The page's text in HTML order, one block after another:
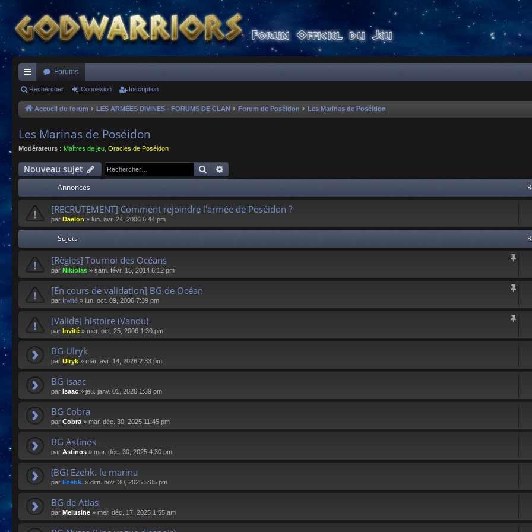
ac
co
s
Forums
Rechercher Connexion Inscription
Accueil du forum LES ARMÉES DIVINES - FORUMS DE CLAN Forum de Poséidon Les Marinas de Poséidon
Les Marinas de Poséidon
Modérateurs : Maîtres de jeu Oracles de Poséidon
Nouveau sujet Rechercher
Annonces
[RECRUTEMENT] Comment rejoindre l'armée de Poséidon ?
par Daelon » lun. avr. 24, 2006 6:44 pm
Sujets
[Règles] Tournoi des Océans
par Nikiolas » sam. févr. 15, 2014 6:12 pm
[En cours de validation] BG de Océan
par Invité » lun. oct. 09, 2006 7:39 pm
[Validé] histoire (Vanou)
par Invité » mer. oct. 25, 2006 1:30 pm
BG Ulryk
par Ulryk » mar. avr. 14, 2026 2:33 pm
BG Isaac
par Isaac » jeu. janv. 01, 2026 1:39 pm
BG Cobra
par Cobra» mar. déc. 30, 2025 11:45 pm
BG Astinos
par Astinos » mar. déc. 30, 2025 4:30 pm
(BG) Ezehk. le marina
par Ezehk. » dim. nov. 30, 2025 5:05 pm
BG de Atlas
par Melusine » mer. déc. 17, 2025 1:55 am